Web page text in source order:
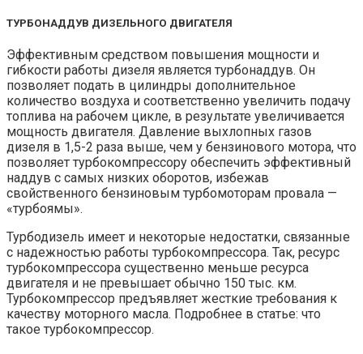
ТУРБОНАДДУВ ДИЗЕЛЬНОГО ДВИГАТЕЛЯ
Эффективным средством повышения мощности и
гибкости работы дизеля является турбонаддув. Он
позволяет подать в цилиндры дополнительное
количество воздуха и соответственно увеличить подачу
топлива на рабочем цикле, в результате увеличивается
мощность двигателя. Давление выхлопных газов
дизеля в 1,5-2 раза выше, чем у бензинового мотора, что
позволяет турбокомпрессору обеспечить эффективный
наддув с самых низких оборотов, избежав
свойственного бензиновым турбомоторам провала —
«турбоямы».
Турбодизель имеет и некоторые недостатки, связанные
с надежностью работы турбокомпрессора. Так, ресурс
турбокомпрессора существенно меньше ресурса
двигателя и не превышает обычно 150 тыс. км.
Турбокомпрессор предъявляет жесткие требования к
качеству моторного масла. Подробнее в статье: что
такое турбокомпрессор.